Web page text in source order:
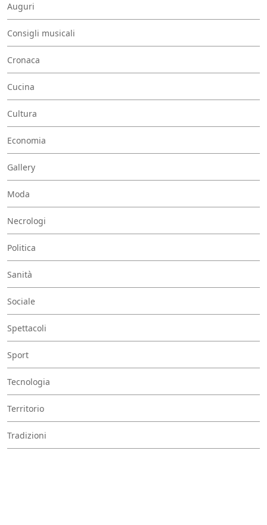
Auguri
Consigli musicali
Cronaca
Cucina
Cultura
Economia
Gallery
Moda
Necrologi
Politica
Sanità
Sociale
Spettacoli
Sport
Tecnologia
Territorio
Tradizioni